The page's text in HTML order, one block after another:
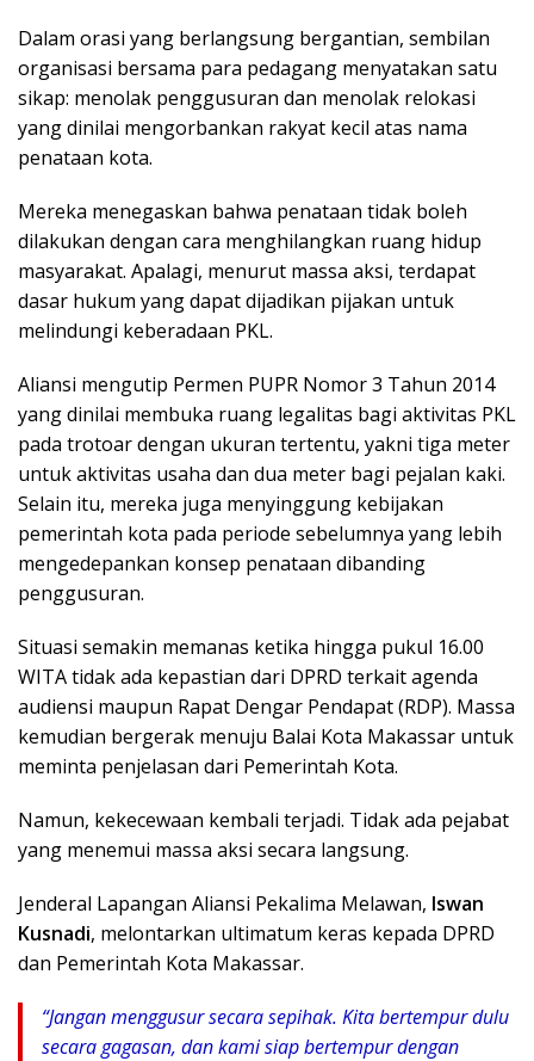
Dalam orasi yang berlangsung bergantian, sembilan
organisasi bersama para pedagang menyatakan satu
sikap: menolak penggusuran dan menolak relokasi
yang dinilai mengorbankan rakyat kecil atas nama
penataan kota.
Mereka menegaskan bahwa penataan tidak boleh
dilakukan dengan cara menghilangkan ruang hidup
masyarakat. Apalagi, menurut massa aksi, terdapat
dasar hukum yang dapat dijadikan pijakan untuk
melindungi keberadaan PKL.
Aliansi mengutip Permen PUPR Nomor 3 Tahun 2014
yang dinilai membuka ruang legalitas bagi aktivitas PKL
pada trotoar dengan ukuran tertentu, yakni tiga meter
untuk aktivitas usaha dan dua meter bagi pejalan kaki.
Selain itu, mereka juga menyinggung kebijakan
pemerintah kota pada periode sebelumnya yang lebih
mengedepankan konsep penataan dibanding
penggusuran.
Situasi semakin memanas ketika hingga pukul 16.00
WITA tidak ada kepastian dari DPRD terkait agenda
audiensi maupun Rapat Dengar Pendapat (RDP). Massa
kemudian bergerak menuju Balai Kota Makassar untuk
meminta penjelasan dari Pemerintah Kota.
Namun, kekecewaan kembali terjadi. Tidak ada pejabat
yang menemui massa aksi secara langsung.
Jenderal Lapangan Aliansi Pekalima Melawan, Iswan
Kusnadi, melontarkan ultimatum keras kepada DPRD
dan Pemerintah Kota Makassar.
“Jangan menggusur secara sepihak. Kita bertempur dulu
secara gagasan, dan kami siap bertempur dengan